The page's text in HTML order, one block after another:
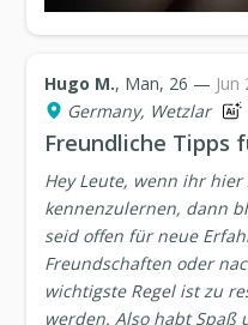
Hugo M., Man, 26 —
Germany, Wetzlar
Freundliche Tipps
Hey Leute, wenn ihr
kennenzulernen, dann
seid offen für neue
Freundschaften oder
wichtigste Regel ist zu
werden. Also habt